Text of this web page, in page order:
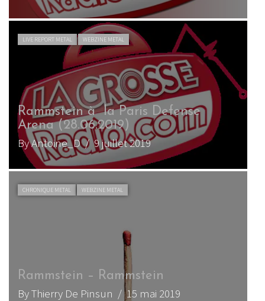
LIVE REPORT METAL WEBZINE METAL
Rammstein à la Paris Defense
Arena (28.06.2019)
By Antoine_D/ 9 juillet 2019
CHRONIQUE METAL WEBZINE METAL
Rammstein – Rammstein
By Thierry De Pinsun / 15 mai 2019